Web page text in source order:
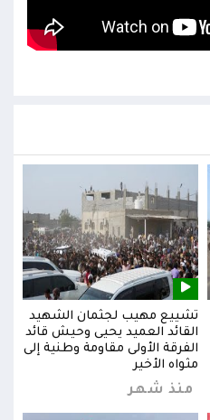
تشييع مهيب لجثمان الشهيد
القائد العميد يحيى وحيش قائد
الفرقة الأولى مقاومة وطنية إلى
مثواه الأخير
منذ شهر